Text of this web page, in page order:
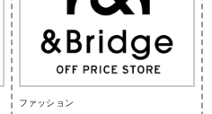
ファッション